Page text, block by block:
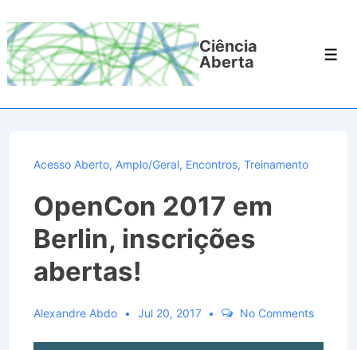
para
Ciência
Aberta
Acesso Aberto, Amplo/Geral, Encontros, Treinamento
OpenCon 2017 em
Berlin, inscrições
abertas!
Alexandre Abdo Jul 20, 2017 No Comments